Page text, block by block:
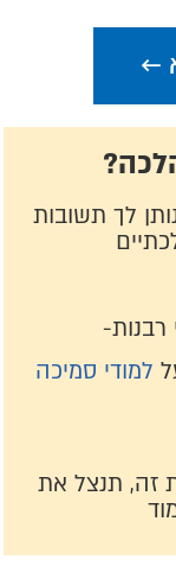
←
לך תשובות
למודי סמיכה
תנצל את